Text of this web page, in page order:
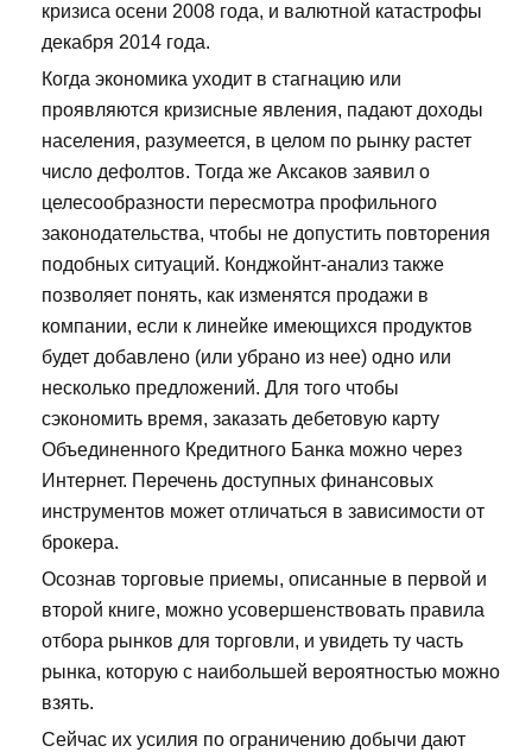
кризиса осени 2008 года, и валютной катастрофы
декабря 2014 года.
Когда экономика уходит в стагнацию или
проявляются кризисные явления, падают доходы
населения, разумеется, в целом по рынку растет
число дефолтов. Тогда же Аксаков заявил о
целесообразности пересмотра профильного
законодательства, чтобы не допустить повторения
подобных ситуаций. Конджойнт-анализ также
позволяет понять, как изменятся продажи в
компании, если к линейке имеющихся продуктов
будет добавлено (или убрано из нее) одно или
несколько предложений. Для того чтобы
сэкономить время, заказать дебетовую карту
Объединенного Кредитного Банка можно через
Интернет. Перечень доступных финансовых
инструментов может отличаться в зависимости от
брокера.
Осознав торговые приемы, описанные в первой и
второй книге, можно усовершенствовать правила
отбора рынков для торговли, и увидеть ту часть
рынка, которую с наибольшей вероятностью можно
взять.
Сейчас их усилия по ограничению добычи дают